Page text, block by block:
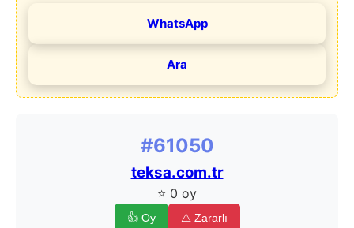
WhatsApp
Ara
#61050
teksa.com.tr
⭐ 0 oy
👍 Oy ⚠️ Zararlı